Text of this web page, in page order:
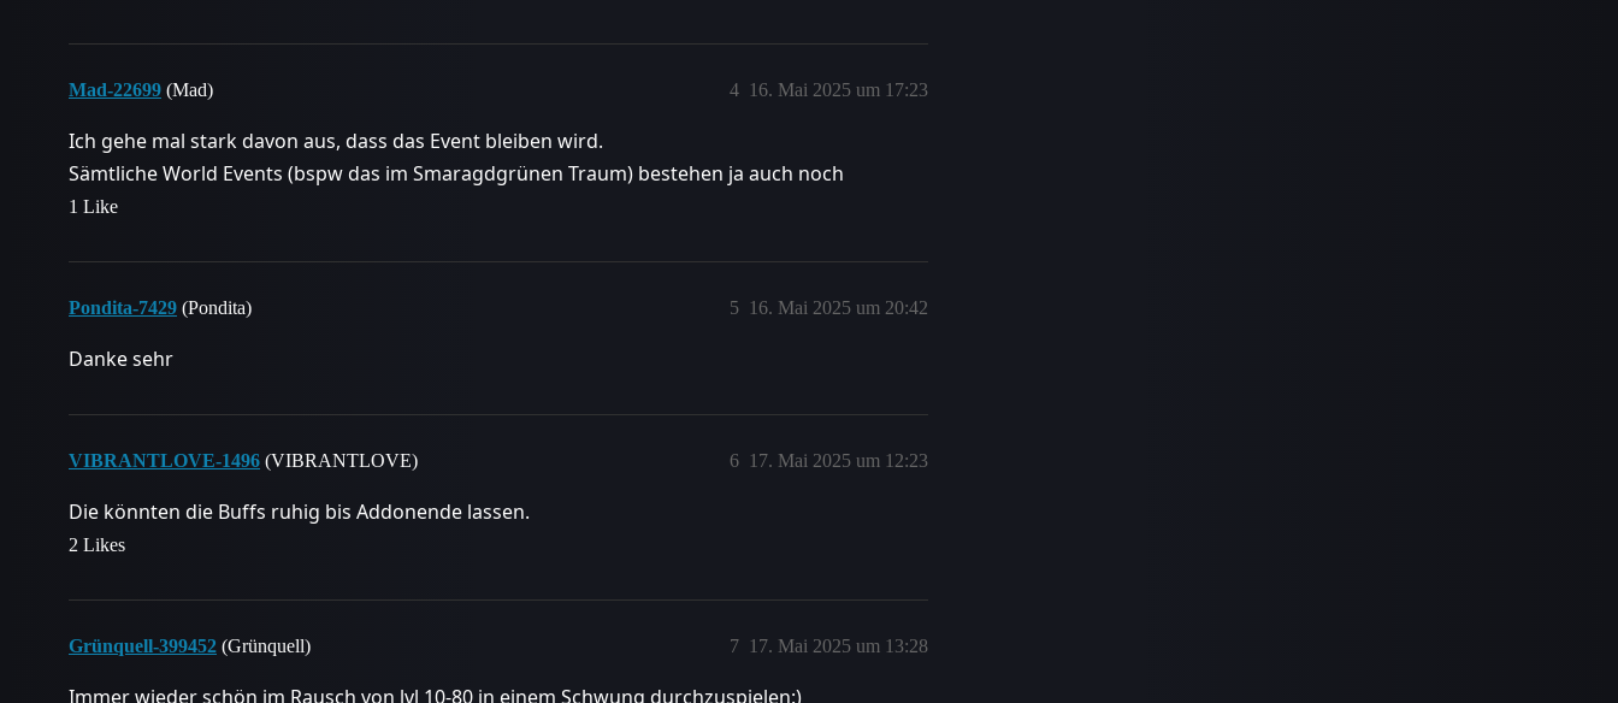
Mad-22699 (Mad) 16. Mai 2025 um 17:23
4
Ich gehe mal stark davon aus, dass das Event bleiben wird.
Sämtliche World Events (bspw das im Smaragdgrünen Traum) bestehen ja auch noch
1 Like
Pondita-7429 (Pondita) 16. Mai 2025 um 20:42
5
Danke sehr
VIBRANTLOVE-1496 (VIBRANTLOVE) 17. Mai 2025 um 12:23
6
Die könnten die Buffs ruhig bis Addonende lassen.
2 Likes
Grünquell-399452 (Grünquell) 17. Mai 2025 um 13:28
7
Immer wieder schön im Rausch von lvl 10-80 in einem Schwung durchzuspielen:)